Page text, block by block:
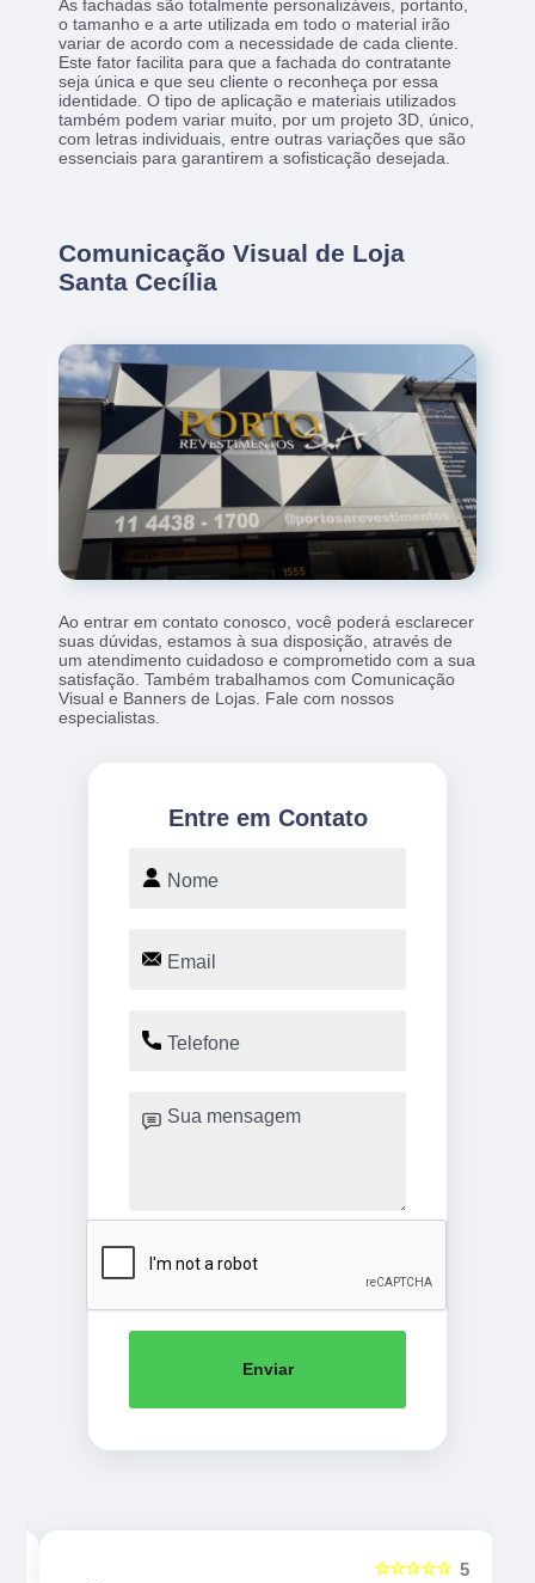
As fachadas são totalmente personalizáveis, portanto,
o tamanho e a arte utilizada em todo o material irão
variar de acordo com a necessidade de cada cliente.
Este fator facilita para que a fachada do contratante
seja única e que seu cliente o reconheça por essa
identidade. O tipo de aplicação e materiais utilizados
também podem variar muito, por um projeto 3D, único,
com letras individuais, entre outras variações que são
essenciais para garantirem a sofisticação desejada.
Comunicação Visual de Loja
Santa Cecília
Ao entrar em contato conosco, você poderá esclarecer
suas dúvidas, estamos à sua disposição, através de
um atendimento cuidadoso e comprometido com a sua
satisfação. Também trabalhamos com Comunicação
Visual e Banners de Lojas. Fale com nossos
especialistas.
Entre em Contato
Enviar
5
☆☆☆☆☆